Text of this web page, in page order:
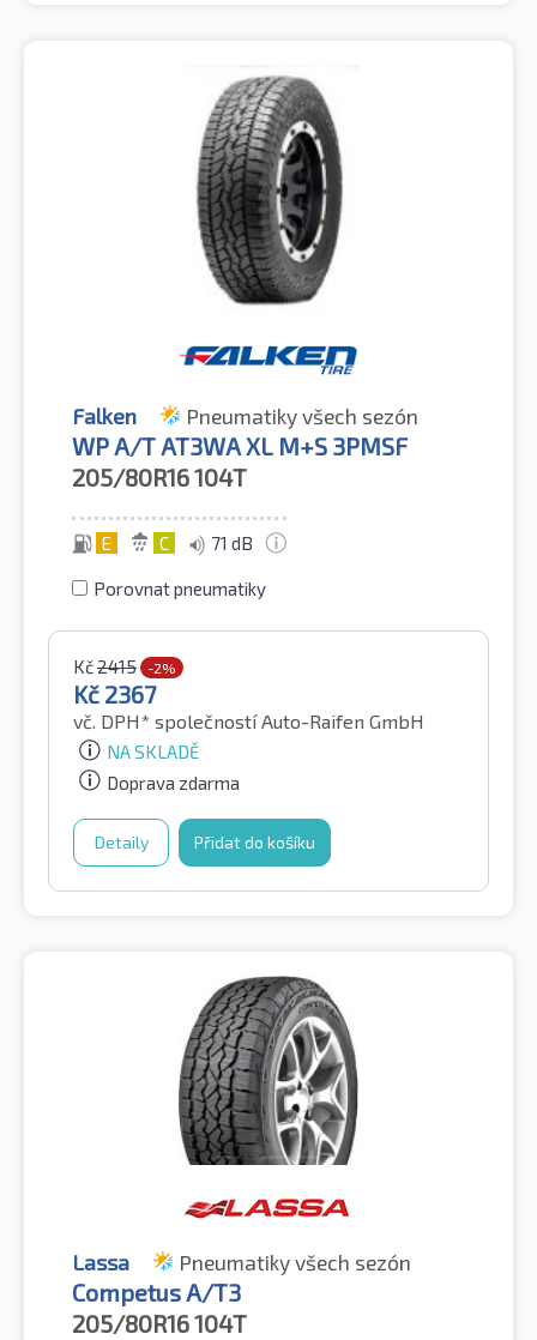
Falken Pneumatiky všech sezón
WP A/T AT3WA XL M+S 3PMSF
205/80R16104T
E C 71 dB
Porovnat pneumatiky
Kč2415 -2%
Kč 2367
vč. DPH* společností Auto-Raifen GmbH
NA SKLADĚ
Doprava zdarma
Detaily Přidat do košíku
Lassa Pneumatiky všech sezón
Competus A/T3
205/80R16104T